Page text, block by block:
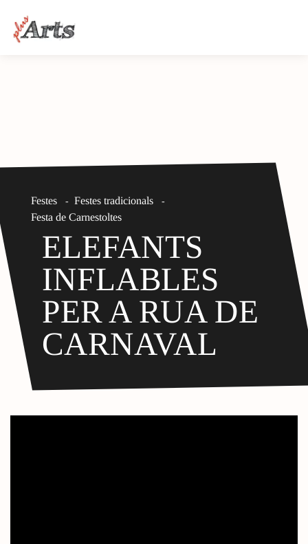
Festes - Festes tradicionals -
Festa de Carnestoltes
ELEFANTS
INFLABLES
PER A RUA DE
CARNAVAL